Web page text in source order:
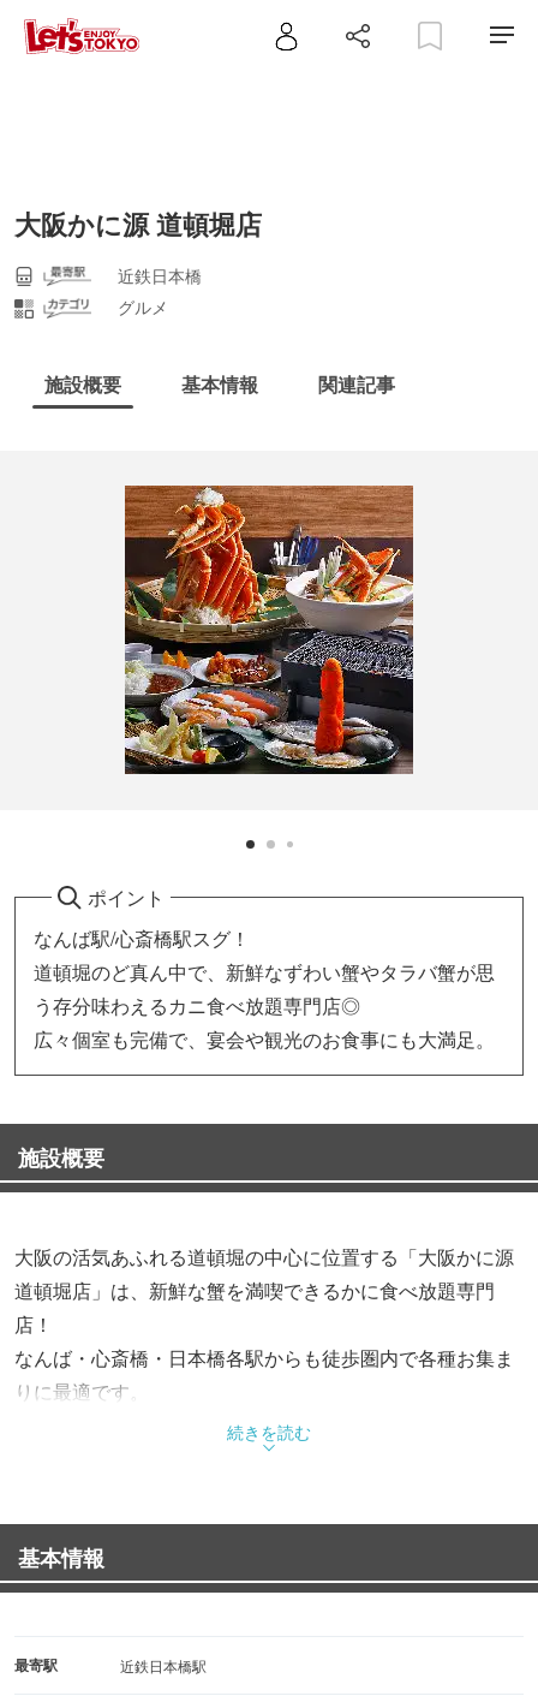
大阪かに源 道頓堀店
近鉄日本橋
グルメ
施設概要 基本情報 関連記事
ポイント
なんば駅/心斎橋駅スグ！
道頓堀のど真ん中で、新鮮なずわい蟹やタラバ蟹が思
う存分味わえるカニ食べ放題専門店◎
広々個室も完備で、宴会や観光のお食事にも大満足。
施設概要
大阪の活気あふれる道頓堀の中心に位置する「大阪かに源
道頓堀店」は、新鮮な蟹を満喫できるかに食べ放題専門
店！
なんば・心斎橋・日本橋各駅からも徒歩圏内で各種お集ま
りに最適です。
水産業者直送のずわい蟹やタラバ蟹を、お刺身やカニ鍋、
焼き蟹など多彩な食べ方でご提案します◎
◆新鮮な蟹の贅沢な食べ放題
厳選したずわい蟹などを食べ放題でお届け！
至福の味わいをお腹いっぱいご堪能ください。
◆飽きのこない多彩な蟹料理
続きを読む
基本情報
最寄駅 近鉄日本橋駅